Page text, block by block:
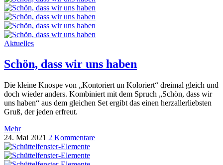
Aktuelles
Schön, dass wir uns haben
Die kleine Knospe von „Kontoriert un Koloriert“ dreimal gleich und
doch wieder anders. Kombiniert mit dem Spruch „Schön, dass wir
uns haben“ aus dem gleichen Set ergibt das einen herzallerliebsten
Gruß, der jeden erfreut.
Mehr
24. Mai 2021 2 Kommentare